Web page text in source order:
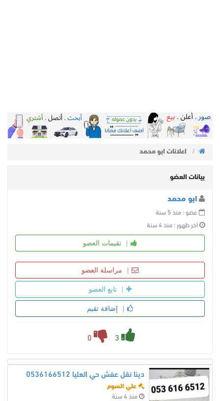
اعلانات ابو محمد
بيانات العضو
ابو محمد
عضو : منذ 5 سنة
اخر ظهور : منذ 4 سنة
تقيمات العضو
مراسلة العضو
تابع العضو
إضافة تقيم
3
0
دينا نقل عفش حي العليا 0536166512
علي السوم
منذ 4 سنة